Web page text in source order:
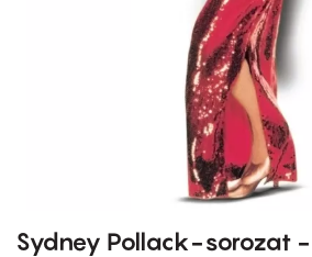
Sydney Pollack-sorozat